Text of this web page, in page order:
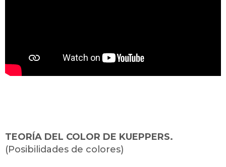
TEORÍA DEL COLOR DE KUEPPERS.
(Posibilidades de colores)